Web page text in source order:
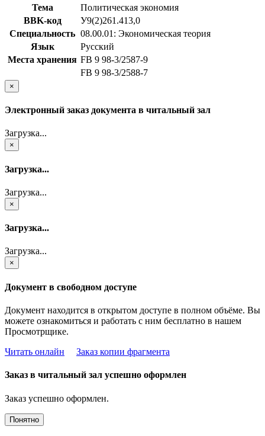
Тема
Политическая экономия
BBK-код
У9(2)261.413,0
Специальность 08.00.01: Экономическая теория
Язык
Русский
Места хранения FB 9 98-3/2587-9
FB 9 98-3/2588-7
×
Электронный заказ документа в читальный зал
Загрузка...
×
Загрузка...
Загрузка...
×
Загрузка...
Загрузка...
×
Документ в свободном доступе
Документ находится в открытом доступе в полном объёме. Вы
можете ознакомиться и работать с ним бесплатно в нашем
Просмотрщике.
Читать онлайн
Заказ копии фрагмента
Заказ в читальный зал успешно оформлен
Заказ успешно оформлен.
Понятно